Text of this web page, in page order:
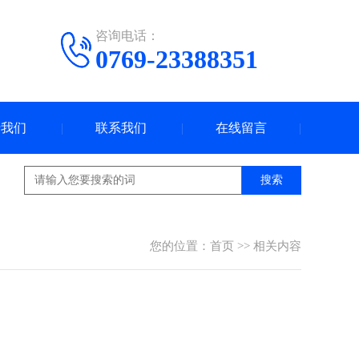
咨询电话：
0769-23388351
们 联系我们 在线留言
搜索
您的位置： 首页 >> 相关内容